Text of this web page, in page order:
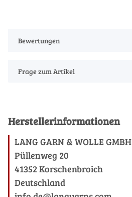
Bewertungen
Frage zum Artikel
Herstellerinformationen
LANG GARN & WOLLE GMBH
Püllenweg 20
41352 Korschenbroich
Deutschland